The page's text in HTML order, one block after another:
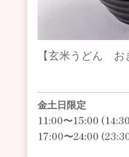
【玄米うどん お
金土日限定
11:00〜15:00
17:00〜24:00